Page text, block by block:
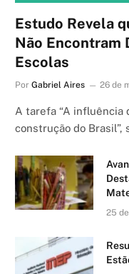
Estudo Revela
Não Encontram
Escolas
Por Gabriel Aires 26 de
A tarefa “A influência
construção do
25